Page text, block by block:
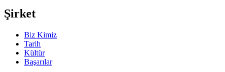
Şirket
Biz Kimiz
Tarih
Kültür
Başarılar